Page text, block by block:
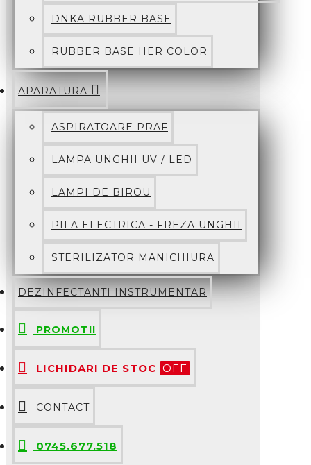
DNKA RUBBER BASE
RUBBER BASE HER COLOR
APARATURA
ASPIRATOARE PRAF
LAMPA UNGHII UV / LED
LAMPI DE BIROU
PILA ELECTRICA - FREZA UNGHII
STERILIZATOR MANICHIURA
DEZINFECTANTI INSTRUMENTAR
PROMOTII
LICHIDARI DE STOC OFF
CONTACT
0745.677.518